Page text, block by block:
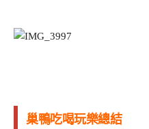
巢鴨吃喝玩樂總結